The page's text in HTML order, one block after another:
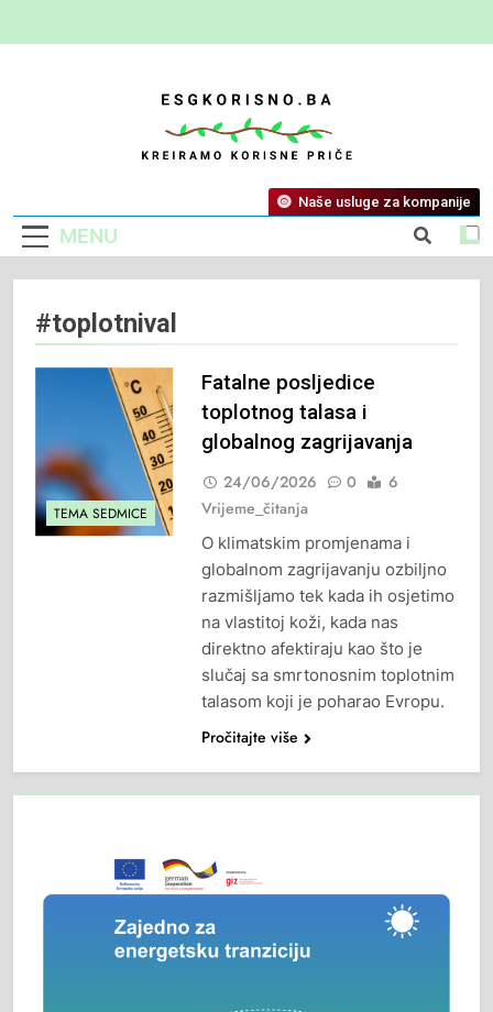
ESG Korisno
Kreiramo Korisne Priče
MENU
Naše usluge za kompanije
#toplotnival
TEMA SEDMICE
Fatalne posljedice
toplotnog talasa i
globalnog zagrijavanja
24/06/2026 0
6
Vrijeme_čitanja
O klimatskim promjenama i
globalnom zagrijavanju ozbiljno
razmišljamo tek kada ih osjetimo
na vlastitoj koži, kada nas
direktno afektiraju kao što je
slučaj sa smrtonosnim toplotnim
talasom koji je poharao Evropu.
Pročitajte više